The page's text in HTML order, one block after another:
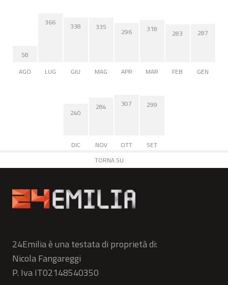
58
AGO
366
LUG
338
GIU
335
MAG
296
APR
318
MAR
283
FEB
287
GEN
240
DIC
284
NOV
307
OTT
299
SET
TORNA SU
24Emilia è una testata di proprietà di:
Nicola Fangareggi
P. Iva IT02148540350